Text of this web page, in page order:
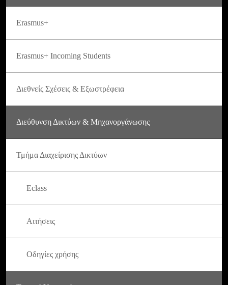
Erasmus+
Erasmus+ Incoming Students
Διεθνείς Σχέσεις & Εξωστρέφεια
Διεύθυνση Δικτύων & Μηχανοργάνωσης
Τμήμα Διαχείρισης Δικτύων
Eclass
Αιτήσεις
Οδηγίες χρήσης